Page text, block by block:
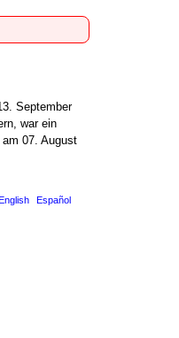
September
war ein
07. August
Español